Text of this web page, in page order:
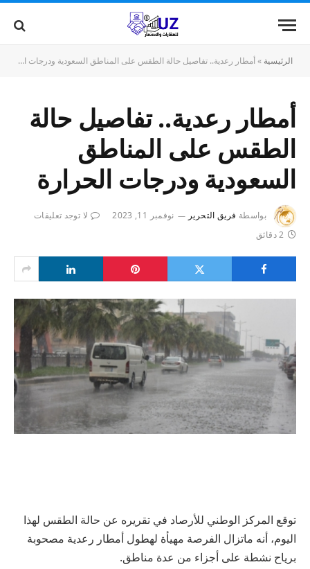
الرئيسية » أمطار رعدية.. تفاصيل حالة الطقس على المناطق السعودية ودرجات الحرارة
أمطار رعدية.. تفاصيل حالة
الطقس على المناطق
السعودية ودرجات الحرارة
بواسطة فريق التحرير نوفمبر 11, 2023
لا توجد تعليقات
2 دقائق
توقع المركز الوطني للأرصاد في تقريره عن حالة الطقس لهذا
اليوم، أنه ماتزال الفرصة مهيأة لهطول أمطار رعدية مصحوبة
برياح نشطة على أجزاء من عدة مناطق.